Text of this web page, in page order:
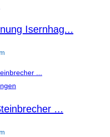
Isernhag...
...